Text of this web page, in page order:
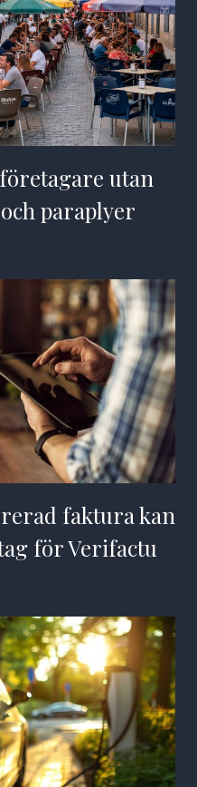
utan
paraplyer
faktura kan
för Verifactu